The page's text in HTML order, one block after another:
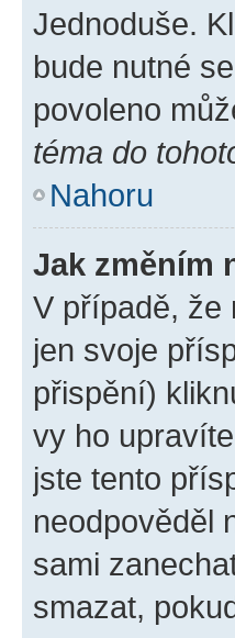
Jednoduše.
bude nutné
povoleno
téma do
Nahoru
Jak změním
V případě, že
jen svoje
přispění)
vy ho
jste tento
neodpověděl
sami
smazat,